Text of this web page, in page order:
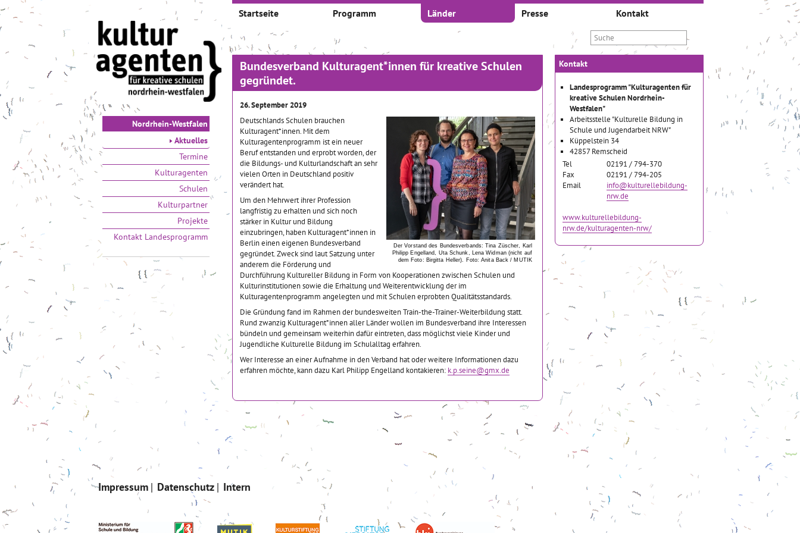
Nordrhein-Westfalen
Aktuelles
Termine
Kulturagenten
Schulen
Kulturpartner
Projekte
Kontakt Landesprogramm
Startseite Programm Länder Presse Kontakt
Bundesverband Kulturagent*innen für kreative Schulen
gegründet.
26. September 2019
Der Vorstand des Bundesverbands: Tina Züscher, Karl
Philipp Engelland, Uta Schunk, Lena Widman (nicht auf
dem Foto: Birgitta Heller). Foto: Anita Back / MUTIK
Deutschlands Schulen brauchen
Kulturagent*innen. Mit dem
Kulturagentenprogramm ist ein neuer
Beruf entstanden und erprobt worden, der
die Bildungs- und Kulturlandschaft an sehr
vielen Orten in Deutschland positiv
verändert hat.
Um den Mehrwert ihrer Profession
langfristig zu erhalten und sich noch
stärker in Kultur und Bildung
einzubringen, haben Kulturagent*innen in
Berlin einen eigenen Bundesverband
gegründet. Zweck sind laut Satzung unter
anderem die Förderung und
Durchführung Kultureller Bildung in Form von Kooperationen zwischen Schulen und
Kulturinstitutionen sowie die Erhaltung und Weiterentwicklung der im
Kulturagentenprogramm angelegten und mit Schulen erprobten Qualitätsstandards.
Die Gründung fand im Rahmen der bundesweiten Train-the-Trainer-Weiterbildung statt.
Rund zwanzig Kulturagent*innen aller Länder wollen im Bundesverband ihre Interessen
bündeln und gemeinsam weiterhin dafür eintreten, dass möglichst viele Kinder und
Jugendliche Kulturelle Bildung im Schulalltag erfahren.
Wer Interesse an einer Aufnahme in den Verband hat oder weitere Informationen dazu
erfahren möchte, kann dazu Karl Philipp Engelland kontakieren: k.p.seine@gmx.de
Kontakt
Landesprogramm "Kulturagenten für
kreative Schulen Nordrhein-
Westfalen"
Arbeitsstelle "Kulturelle Bildung in
Schule und Jugendarbeit NRW"
Küppelstein 34
42857 Remscheid
Tel
02191 / 794-370
Fax
02191 / 794-205
Email
info@kulturellebildung-
nrw.de
www.kulturellebildung-
nrw.de/kulturagenten-nrw/
Impressum Datenschutz Intern